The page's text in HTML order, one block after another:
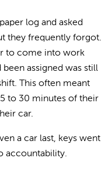
log and asked
they frequently forgot.
to come into work
assigned was still
This often meant
to 30 minutes of their
car.
a car last, keys went
accountability.